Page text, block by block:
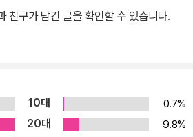
심 키워드」, 「신기능&중요」, 초급과 중급
습 계획」 코너를 제공하며, 학습 시 궁금
벗 독자지원센터」를 통해 바로 해결할 수
로운 기능을 빠르게 학습할 수 있도록 신
필수 기능을
예제를 무작정 따라한 후 심화 학습으로
친구가 남긴 글을 확인할 수 있습니다.
10대
0.7%
20대
9.8%